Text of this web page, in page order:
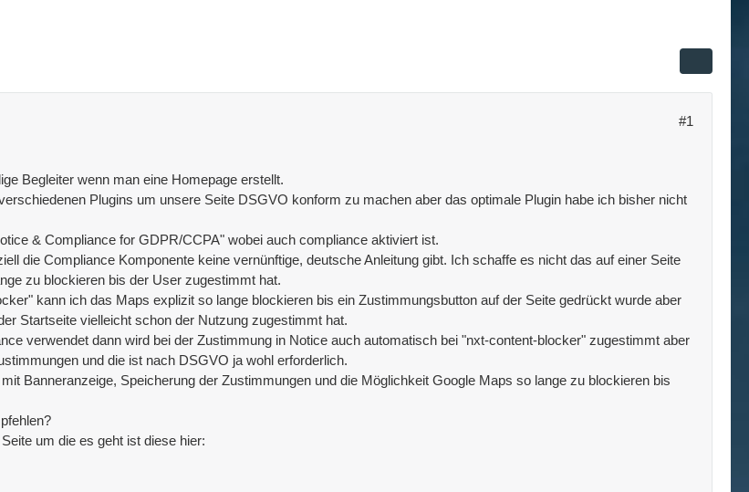
#1
Begleiter wenn man eine Homepage erstellt.
Plugins um unsere Seite DSGVO konform zu machen aber das optimale Plugin habe ich bisher nicht
& Compliance for GDPR/CCPA" wobei auch compliance aktiviert ist.
die Compliance Komponente keine vernünftige, deutsche Anleitung gibt. Ich schaffe es nicht das auf einer Seite
zu blockieren bis der User zugestimmt hat.
kann ich das Maps explizit so lange blockieren bis ein Zustimmungsbutton auf der Seite gedrückt wurde aber
Startseite vielleicht schon der Nutzung zugestimmt hat.
verwendet dann wird bei der Zustimmung in Notice auch automatisch bei "nxt-content-blocker" zugestimmt aber
und die ist nach DSGVO ja wohl erforderlich.
Banneranzeige, Speicherung der Zustimmungen und die Möglichkeit Google Maps so lange zu blockieren bis
um die es geht ist diese hier: